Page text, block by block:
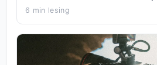
6 min lesing